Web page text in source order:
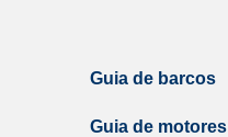
Guia de barcos
Guia de motores